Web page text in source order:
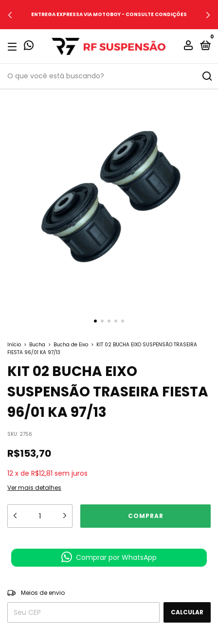
ENTREGA EXPRESSA VIA MOTOBOY - CONSULTE CONDIÇÕES
0
Início > Bucha > Bucha de Eixo > KIT 02 BUCHA EIXO SUSPENSÃO TRASEIRA
FIESTA 96/01 KA 97/13
KIT 02 BUCHA EIXO
SUSPENSÃO TRASEIRA FIESTA
96/01 KA 97/13
SKU: 2756
R$153,70
12 x de R$12,81 sem juros
Ver mais detalhes
Comprar por WhatsApp
Entregas para o CEP:
Meios de envio
CALCULAR